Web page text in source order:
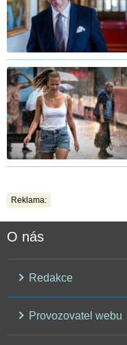
Reklama:
O nás
Redakce
Provozovatel webu